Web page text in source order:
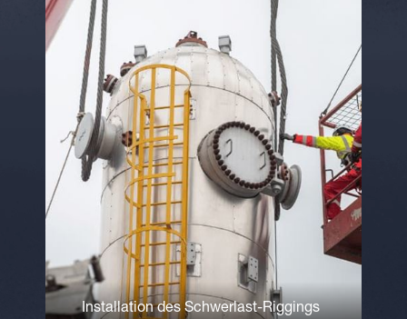
Installation des Schwerlast-Riggings